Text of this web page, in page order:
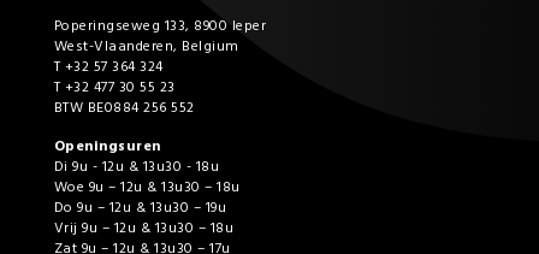
Poperingseweg 133, 8900 Ieper
West-Vlaanderen, Belgium
T +32 57 364 324
T +32 477 30 55 23
BTW BE0884 256 552
Openingsuren
Di 9u - 12u & 13u30 - 18u
Woe 9u – 12u & 13u30 – 18u
Do 9u – 12u & 13u30 – 19u
Vrij 9u – 12u & 13u30 – 18u
Zat 9u – 12u & 13u30 – 17u